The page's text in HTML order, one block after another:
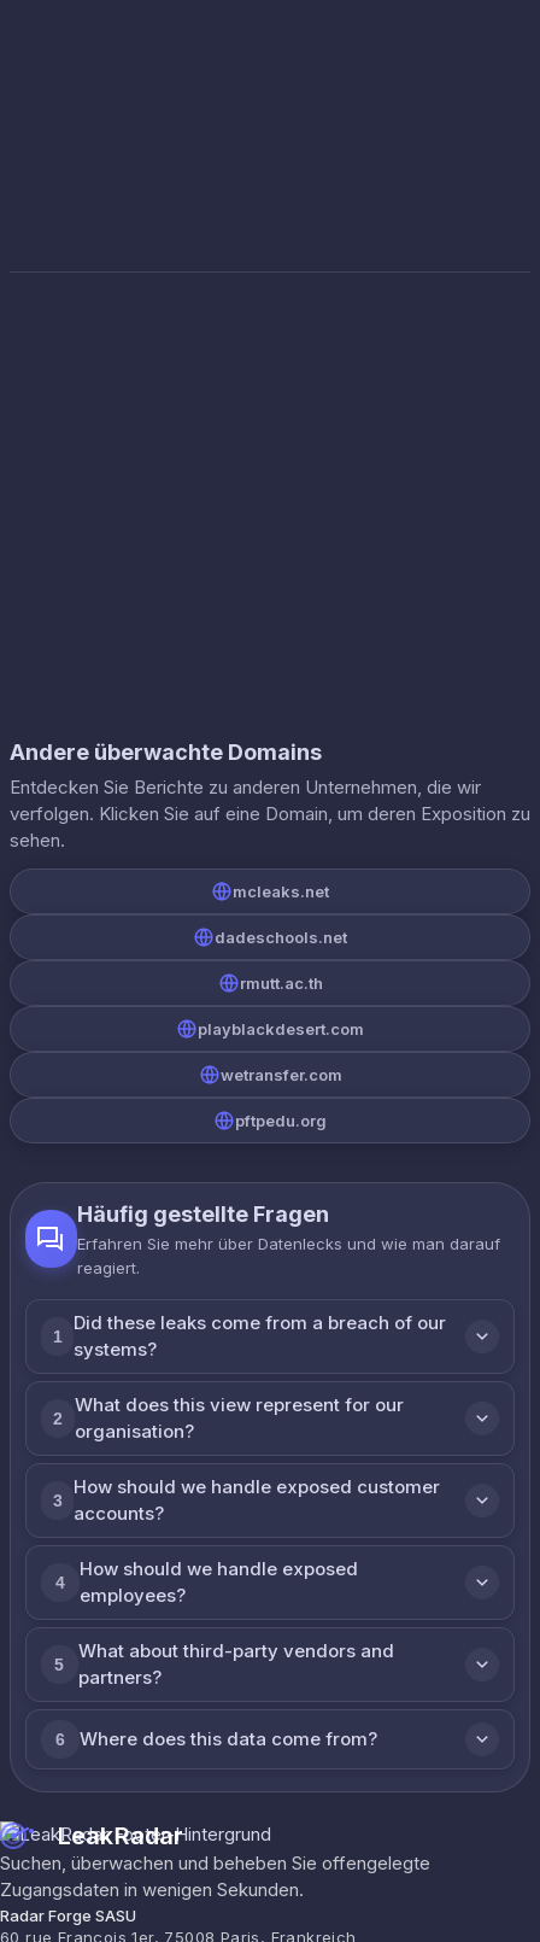
Andere überwachte Domains
Entdecken Sie Berichte zu anderen Unternehmen, die wir
verfolgen. Klicken Sie auf eine Domain, um deren Exposition zu
sehen.
mcleaks.net
dadeschools.net
rmutt.ac.th
playblackdesert.com
wetransfer.com
pftpedu.org
Häufig gestellte Fragen
Erfahren Sie mehr über Datenlecks und wie man darauf
reagiert.
1
Did these leaks come from a breach of our
systems?
2
What does this view represent for our
organisation?
3
How should we handle exposed customer
accounts?
4
How should we handle exposed
employees?
5
What about third-party vendors and
partners?
6 Where does this data come from?
LeakRadar
Suchen, überwachen und beheben Sie offengelegte
Zugangsdaten in wenigen Sekunden.
Radar Forge SASU
60 rue François 1er, 75008 Paris, Frankreich